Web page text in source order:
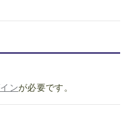
ンが必要です。